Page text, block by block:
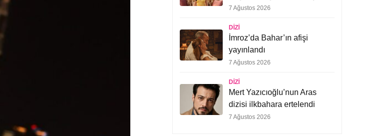
7 Ağustos 2026
DIZI
İmroz’da Bahar’ın afişi
yayınlandı
7 Ağustos 2026
DIZI
Mert Yazıcıoğlu’nun Aras
dizisi ilkbahara ertelendi
7 Ağustos 2026